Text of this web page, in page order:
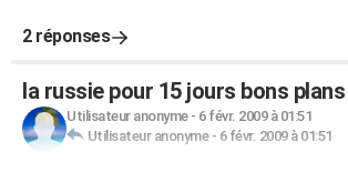
2 réponses
la russie pour 15 jours bons plans
Utilisateur anonyme- 6 févr. 2009 à 01:51
Utilisateur anonyme- 6 févr. 2009 à 01:51